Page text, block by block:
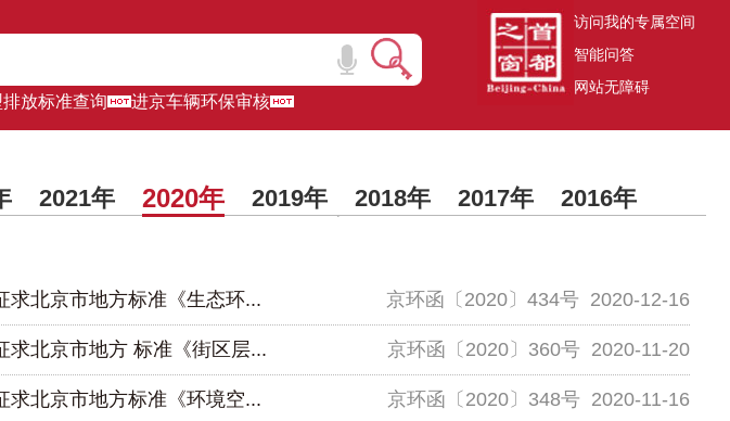
放标准查询 进京车辆环保审核
访问我的专属空间
智能问答
网站无障碍
2021年 2020年 2019年 2018年 2017年
2016年
2020-12-16
京环函〔2020〕434号
求北京市地方标准《生态环...
2020-11-20
京环函〔2020〕360号
求北京市地方 标准《街区层...
2020-11-16
京环函〔2020〕348号
求北京市地方标准《环境空...